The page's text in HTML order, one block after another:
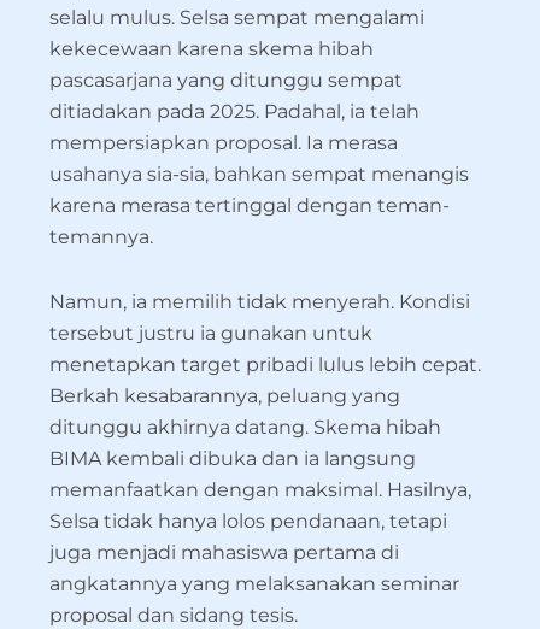
selalu mulus. Selsa sempat mengalami
kekecewaan karena skema hibah
pascasarjana yang ditunggu sempat
ditiadakan pada 2025. Padahal, ia telah
mempersiapkan proposal. Ia merasa
usahanya sia-sia, bahkan sempat menangis
karena merasa tertinggal dengan teman-
temannya.
Namun, ia memilih tidak menyerah. Kondisi
tersebut justru ia gunakan untuk
menetapkan target pribadi lulus lebih cepat.
Berkah kesabarannya, peluang yang
ditunggu akhirnya datang. Skema hibah
BIMA kembali dibuka dan ia langsung
memanfaatkan dengan maksimal. Hasilnya,
Selsa tidak hanya lolos pendanaan, tetapi
juga menjadi mahasiswa pertama di
angkatannya yang melaksanakan seminar
proposal dan sidang tesis.